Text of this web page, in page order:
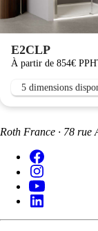
E2CLP
À partir de 854€
5 dimensions
Roth France · 78 rue